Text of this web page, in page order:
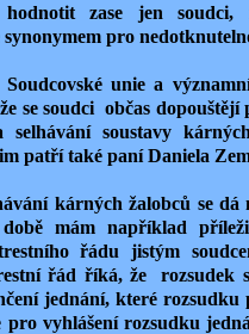
zase jen soudci,
synonymem pro
Soudcovské unie a
se soudci občas dopouštějí
soustavy
patří také paní Daniela
kárných žalobců se dá
mám například
řádu jistým
řád říká, že rozsudek
jednání, které rozsudku
pro vyhlášení rozsudku